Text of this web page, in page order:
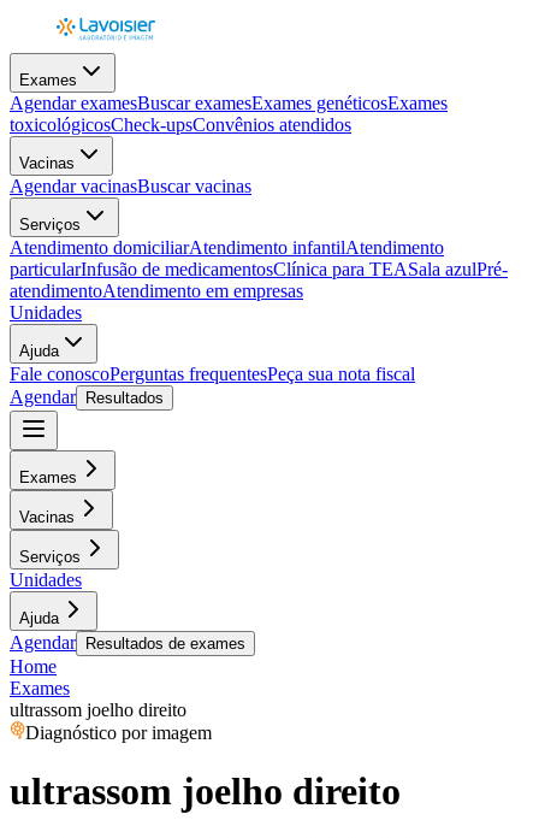
Exames
Agendar examesBuscar examesExames genéticosExames
toxicológicosCheck-upsConvênios atendidos
Vacinas
Agendar vacinasBuscar vacinas
Serviços
Atendimento domiciliarAtendimento infantilAtendimento
particularInfusão de medicamentosClínica para TEASala azulPré-
atendimentoAtendimento em empresas
Unidades
Ajuda
Fale conoscoPerguntas frequentesPeça sua nota fiscal
Agendar
Resultados
Exames
Vacinas
Serviços
Unidades
Ajuda
Agendar Resultados de exames
Home
Exames
ultrassom joelho direito
Diagnóstico por imagem
ultrassom joelho direito